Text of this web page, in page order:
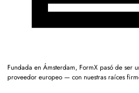
Fundada en Ámsterdam, FormX pasó de ser
proveedor europeo — con nuestras raíces